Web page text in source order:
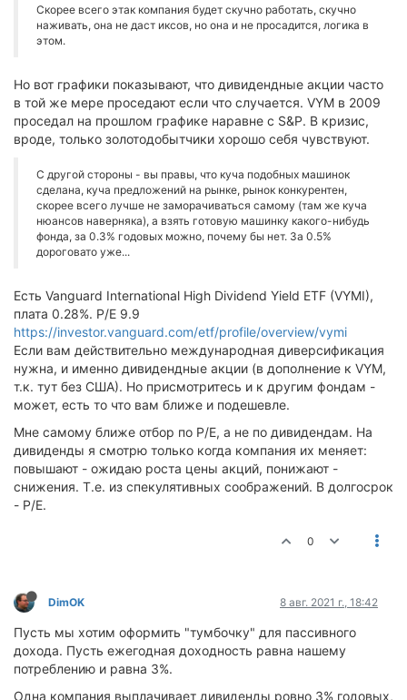
Скорее всего этак компания будет скучно работать, скучно
наживать, она не даст иксов, но она и не просадится, логика в
этом.
Но вот графики показывают, что дивидендные акции часто
в той же мере проседают если что случается. VYM в 2009
проседал на прошлом графике наравне с S&P. В кризис,
вроде, только золотодобытчики хорошо себя чувствуют.
С другой стороны - вы правы, что куча подобных машинок
сделана, куча предложений на рынке, рынок конкурентен,
скорее всего лучше не заморачиваться самому (там же куча
нюансов наверняка), а взять готовую машинку какого-нибудь
фонда, за 0.3% годовых можно, почему бы нет. За 0.5%
дороговато уже...
Есть Vanguard International High Dividend Yield ETF (VYMI),
плата 0.28%. P/E 9.9
https://investor.vanguard.com/etf/profile/overview/vymi
Если вам действительно международная диверсификация
нужна, и именно дивидендные акции (в дополнение к VYM,
т.к. тут без США). Но присмотритесь и к другим фондам -
может, есть то что вам ближе и подешевле.
Мне самому ближе отбор по P/E, а не по дивидендам. На
дивиденды я смотрю только когда компания их меняет:
повышают - ожидаю роста цены акций, понижают -
снижения. Т.е. из спекулятивных соображений. В долгосрок
- P/E.
0
DimOK 8 авг. 2021 г., 18:42
Пусть мы хотим оформить "тумбочку" для пассивного
дохода. Пусть ежегодная доходность равна нашему
потреблению и равна 3%.
Одна компания выплачивает дивиденды ровно 3% годовых,